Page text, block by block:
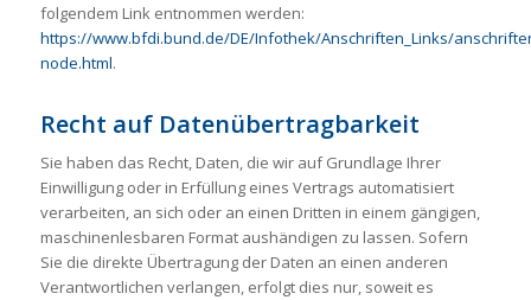
folgendem Link entnommen werden:
https://www.bfdi.bund.de/DE/Infothek/Anschriften_Links/
node.html.
Recht auf Datenübertragbarkeit
Sie haben das Recht, Daten, die wir auf Grundlage Ihrer
Einwilligung oder in Erfüllung eines Vertrags automatisiert
verarbeiten, an sich oder an einen Dritten in einem gängigen,
maschinenlesbaren Format aushändigen zu lassen. Sofern
Sie die direkte Übertragung der Daten an einen anderen
Verantwortlichen verlangen, erfolgt dies nur, soweit es